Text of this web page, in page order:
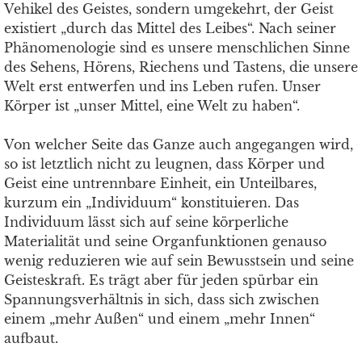
Vehikel des Geistes, sondern umgekehrt, der Geist
existiert „durch das Mittel des Leibes“. Nach seiner
Phänomenologie sind es unsere menschlichen Sinne
des Sehens, Hörens, Riechens und Tastens, die unsere
Welt erst entwerfen und ins Leben rufen. Unser
Körper ist „unser Mittel, eine Welt zu haben“.
Von welcher Seite das Ganze auch angegangen wird,
so ist letztlich nicht zu leugnen, dass Körper und
Geist eine untrennbare Einheit, ein Unteilbares,
kurzum ein „Individuum“ konstituieren. Das
Individuum lässt sich auf seine körperliche
Materialität und seine Organfunktionen genauso
wenig reduzieren wie auf sein Bewusstsein und seine
Geisteskraft. Es trägt aber für jeden spürbar ein
Spannungsverhältnis in sich, dass sich zwischen
einem „mehr Außen“ und einem „mehr Innen“
aufbaut.